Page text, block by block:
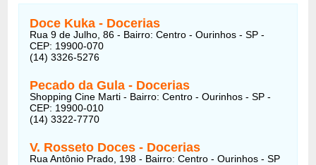
Doce Kuka - Docerias
Rua 9 de Julho, 86 - Bairro: Centro - Ourinhos - SP -
CEP: 19900-070
(14) 3326-5276
Pecado da Gula - Docerias
Shopping Cine Marti - Bairro: Centro - Ourinhos - SP -
CEP: 19900-010
(14) 3322-7770
V. Rosseto Doces - Docerias
Rua Antônio Prado, 198 - Bairro: Centro - Ourinhos - SP